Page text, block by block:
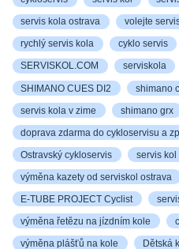
servis kola ostrava volejte
rychlý servis kola cyklo servis
SERVISKOL.COM serviskola
SHIMANO CUES DI2 shimano
servis kola v zime shimano grx
doprava zdarma do cykloservisu a
Ostravský cykloservis servis kol
výměna kazety od serviskol ostrava
E-TUBE PROJECT Cyclist
výměna řetězu na jízdním kole
výměna plášťů na kole Dětská